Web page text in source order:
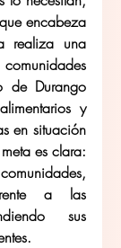
encabeza
realiza una
de Durango
y
en situación
es clara:
a las
sus